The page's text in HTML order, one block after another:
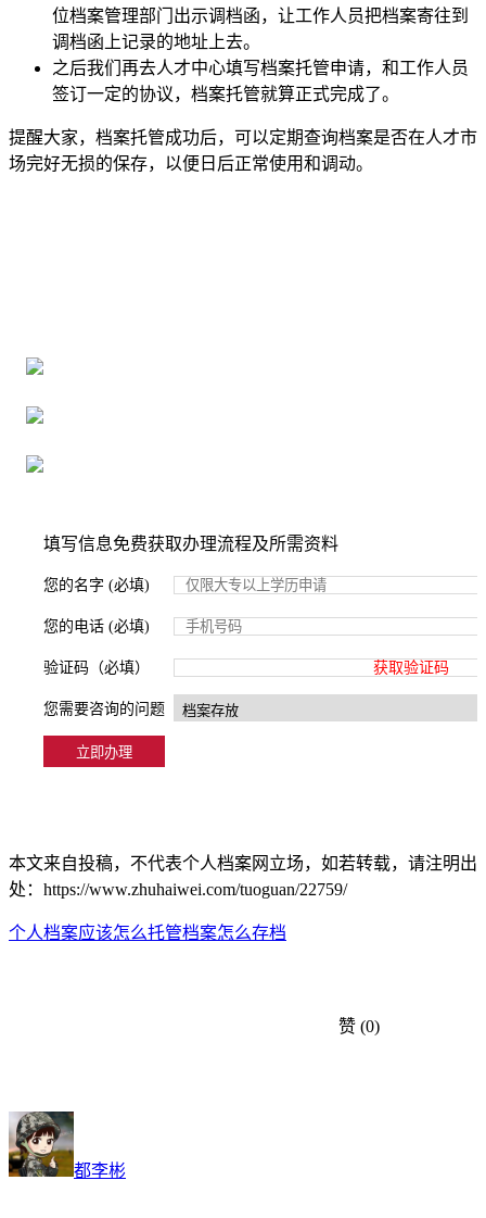
位档案管理部门出示调档函，让工作人员把档案寄往到
调档函上记录的地址上去。
之后我们再去人才中心填写档案托管申请，和工作人员
签订一定的协议，档案托管就算正式完成了。
提醒大家，档案托管成功后，可以定期查询档案是否在人才市
场完好无损的保存，以便日后正常使用和调动。
填写信息免费获取办理流程及所需资料
您的名字 (必填)
您的电话 (必填)
验证码（必填） 获取验证码
您需要咨询的问题
本文来自投稿，不代表个人档案网立场，如若转载，请注明出
处：https://www.zhuhaiwei.com/tuoguan/22759/
个人档案应该怎么托管档案怎么存档
赞 (0)
都李彬